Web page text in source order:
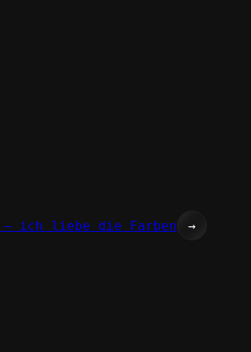
ich liebe die Farben →